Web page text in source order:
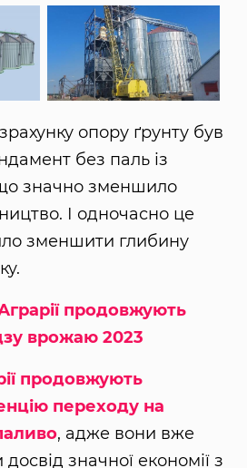
опору ґрунту був
без паль із
значно зменшило
І одночасно це
зменшити глибину
продовжують
врожаю 2023
продовжують
переходу на
, адже вони вже
значної економії з